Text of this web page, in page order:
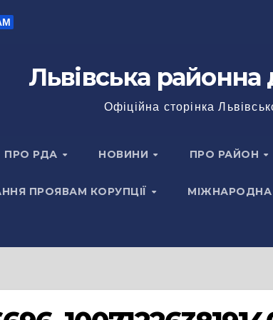
Львівська районна
Офіційна сторінка
ПРО РДА НОВИНИ ПРО РАЙОН
ПРОЯВАМ КОРУПЦІЇ МІЖНАРОДНА